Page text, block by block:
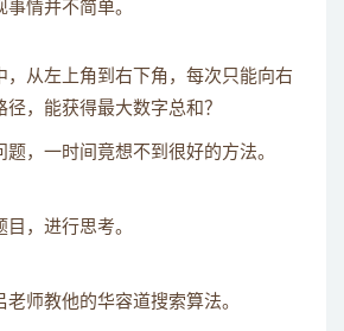
情并不简单。
，从左上角到右下角，每次只能向右
，能获得最大数字总和？
，一时间竟想不到很好的方法。
，进行思考。
师教他的华容道搜索算法。